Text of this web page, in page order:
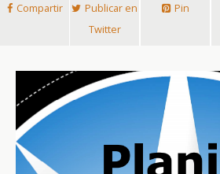
Compartir
Publicar en
Twitter
Pin